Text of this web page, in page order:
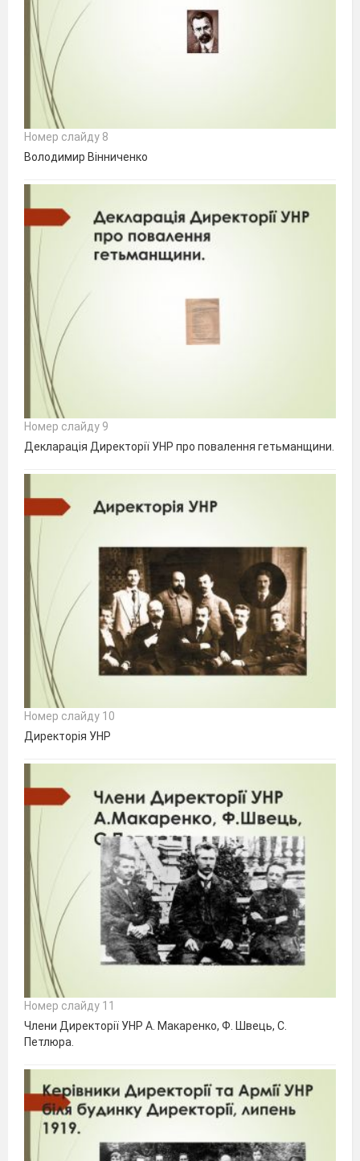
Номер слайду 8
Володимир Вінниченко
Номер слайду 9
Декларація Директорії УНР про повалення гетьманщини.
Номер слайду 10
Директорія УНР
Номер слайду 11
Члени Директорії УНР А. Макаренко, Ф. Швець, С.
Петлюра.